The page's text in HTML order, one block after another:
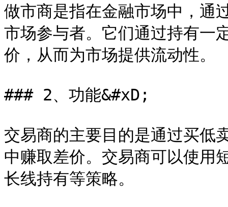
做市商是指在金融市场中，通
市场参与者。它们通过持有一
价，从而为市场提供流动性。
### 2、功能&#xD;
交易商的主要目的是通过买
中赚取差价。交易商可以使
长线持有等策略。